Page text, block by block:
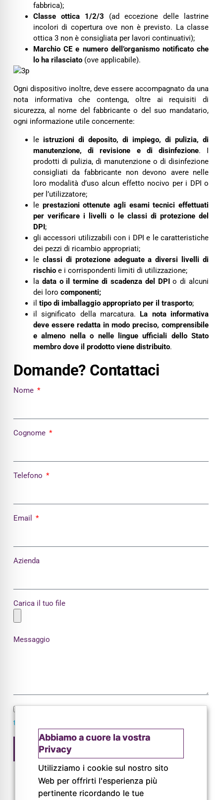
fabbrica);
Classe ottica 1/2/3 (ad eccezione delle lastrine
incolori di copertura ove non è previsto. La classe
ottica 3 non è consigliata per lavori continuativi);
Marchio CE e numero dell’organismo notificato che
lo ha rilasciato(ove applicabile).
Ogni dispositivo inoltre, deve essere accompagnato da una
nota informativa che contenga, oltre ai requisiti di
sicurezza, al nome del fabbricante o del suo mandatario,
ogni informazione utile concernente:
le istruzioni di deposito, di impiego, di pulizia, di
manutenzione, di revisione e di disinfezione. I
prodotti di pulizia, di manutenzione o di disinfezione
consigliati da fabbricante non devono avere nelle
loro modalità d’uso alcun effetto nocivo per i DPI o
per l’utilizzatore;
le prestazioni ottenute agli esami tecnici effettuati
per verificare i livelli o le classi di protezione del
DPI;
gli accessori utilizzabili con i DPI e le caratteristiche
dei pezzi di ricambio appropriati;
le classi di protezione adeguate a diversi livelli di
rischioe i corrispondenti limiti di utilizzazione;
la data o il termine di scadenza del DPIo di alcuni
dei loro componenti;
il tipo di imballaggio appropriato per il trasporto;
il significato della marcatura. La nota informativa
deve essere redatta in modo preciso, comprensibile
e almeno nella o nelle lingue ufficiali dello Stato
membro dove il prodotto viene distribuito.
Domande? Contattaci
Nome
Cognome
Telefono
Email
Azienda
Carica il tuo file
Messaggio
trattamento dei dati personali
Invia
Abbiamo a cuore la vostra
Privacy
Utilizziamo i cookie sul nostro sito
Web per offrirti l'esperienza più
pertinente ricordando le tue